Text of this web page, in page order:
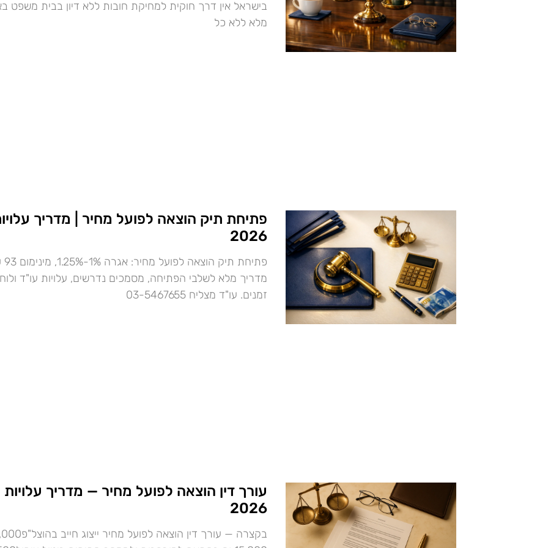
בישראל אין דרך חוקית למחיקת חובות ללא דיון בבית משפט
מלא ללא כל
פתיחת תיק הוצאה לפועל מחיר | מדריך
2026
פתיחת תיק
מדריך מלא לשלבי הפתיחה, מסמכים נדרשים, עלויות עו"ד
זמנים. עו"ד מצליח 03-5467655
עורך דין הוצאה לפועל מחיר — מדריך עלויות
2026